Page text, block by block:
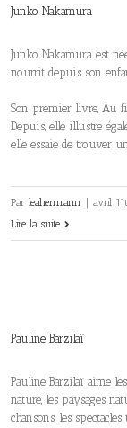
Junko Nakamura
Junko Nakamura est
nourrit depuis son
Son premier livre, Au
Depuis, elle illustre
elle essaie de trouver
Par leahermann avril
Lire la suite
Pauline Barzilaï
Pauline Barzilaï aime
nature, les paysages
chansons, les